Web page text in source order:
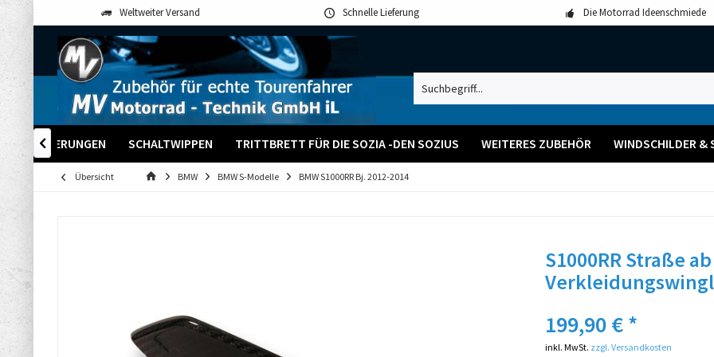
Weltweiter Versand Schnelle Lieferung Die Motorrad Ideenschmiede
HALTERUNGEN SCHALTWIPPEN TRITTBRETT FÜR DIE SOZIA -DEN SOZIUS WEITERES ZUBEHÖR WINDSCHILDER &

Übersicht BMW BMW S-Modelle BMW S1000RR Bj. 2012-2014
S1000RR Straße
199,90 € *
inkl. MwSt. zzgl. Versandkosten